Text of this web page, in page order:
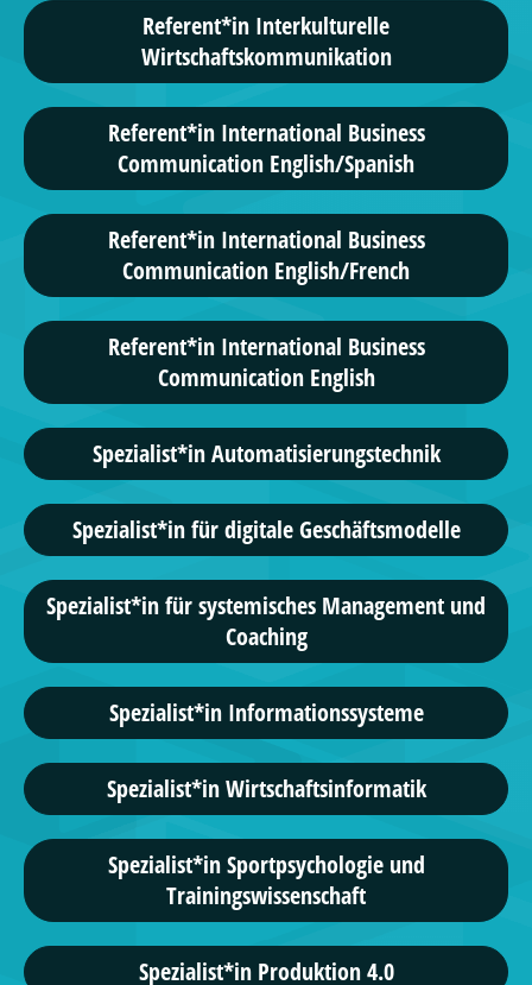
Referent*in Interkulturelle
Wirtschaftskommunikation
Referent*in International Business
Communication English/Spanish
Referent*in International Business
Communication English/French
Referent*in International Business
Communication English
Spezialist*in Automatisierungstechnik
Spezialist*in für digitale Geschäftsmodelle
Spezialist*in für systemisches Management und
Coaching
Spezialist*in Informationssysteme
Spezialist*in Wirtschaftsinformatik
Spezialist*in Sportpsychologie und
Trainingswissenschaft
Spezialist*in Produktion 4.0